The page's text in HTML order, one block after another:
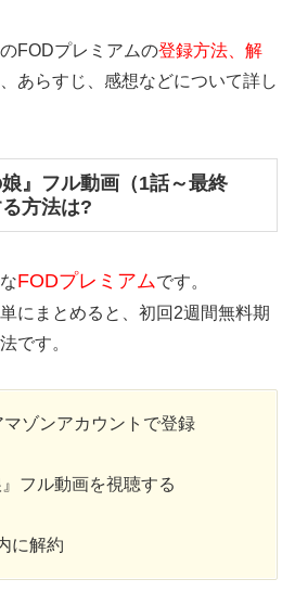
FODプレミアムの登録方法、解
、あらすじ、感想などについて詳し
』フル動画（1話～最終
方法は?
FODプレミアムです。
にまとめると、初回2週間無料期
です。
ゾンアカウントで登録
フル動画を視聴する
に解約